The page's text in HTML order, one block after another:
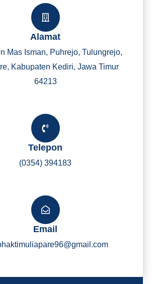
Y
I
Alamat
Mas Isman, Puhrejo, Tulungrejo,
Kabupaten Kediri, Jawa Timur
64213
Telepon
(0354) 394183
Email